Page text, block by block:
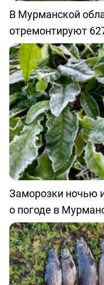
В Мурманской
отремонтируют
Заморозки ночью
о погоде в